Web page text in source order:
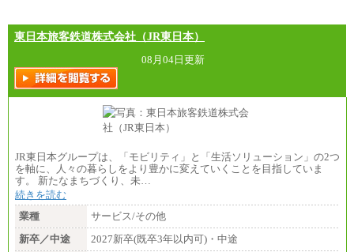
東日本旅客鉄道株式会社（JR東日本）
08月04日更新
JR東日本グループは、「モビリティ」と「生活ソリューション」の2つ
を軸に、人々の暮らしをより豊かに変えていくことを目指していま
す。 新たなまちづくり、未…
続きを読む
業種
サービス/その他
新卒／中途
2027新卒(既卒3年以内可)・中途